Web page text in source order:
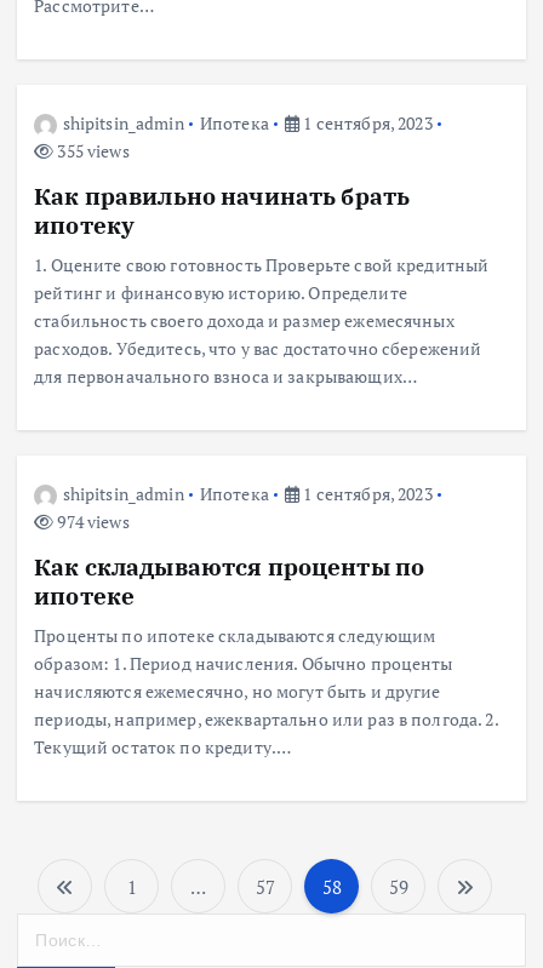
Рассмотрите…
shipitsin_admin Ипотека
1 сентября, 2023
355 views
Как правильно начинать брать
ипотеку
1. Оцените свою готовность Проверьте свой кредитный
рейтинг и финансовую историю. Определите
стабильность своего дохода и размер ежемесячных
расходов. Убедитесь, что у вас достаточно сбережений
для первоначального взноса и закрывающих…
shipitsin_admin Ипотека
1 сентября, 2023
974 views
Как складываются проценты по
ипотеке
Проценты по ипотеке складываются следующим
образом: 1. Период начисления. Обычно проценты
начисляются ежемесячно, но могут быть и другие
периоды, например, ежеквартально или раз в полгода. 2.
Текущий остаток по кредиту.…
П
1 … 57 58 59